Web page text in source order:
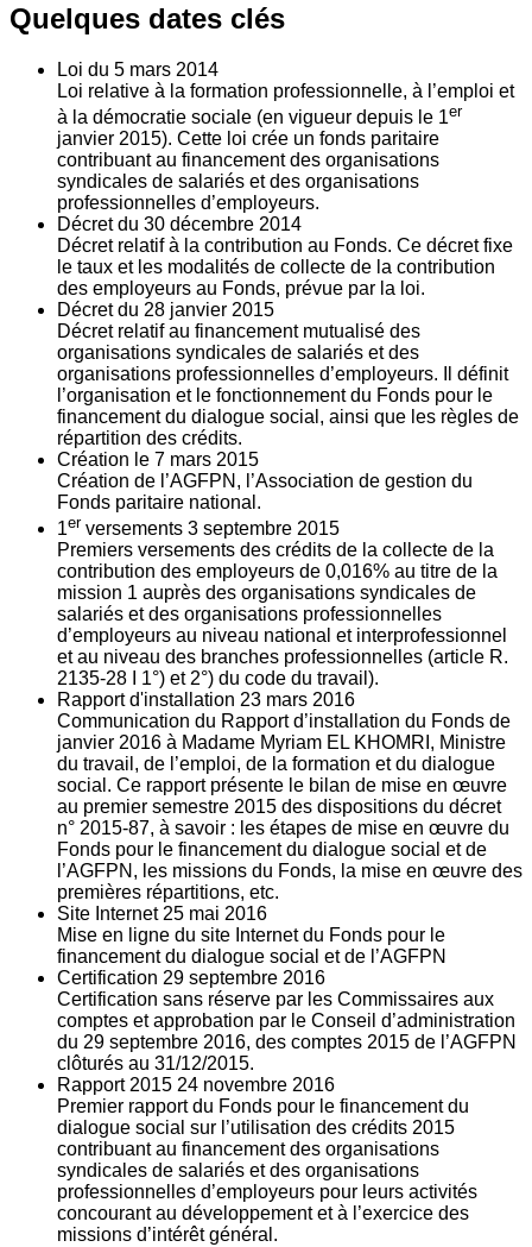
Quelques dates clés
Loi du 5 mars 2014
Loi relative à la formation professionnelle, à l’emploi et
à la démocratie sociale (en vigueur depuis le 1er
janvier 2015). Cette loi crée un fonds paritaire
contribuant au financement des organisations
syndicales de salariés et des organisations
professionnelles d’employeurs.
Décret du 30 décembre 2014
Décret relatif à la contribution au Fonds. Ce décret fixe
le taux et les modalités de collecte de la contribution
des employeurs au Fonds, prévue par la loi.
Décret du 28 janvier 2015
Décret relatif au financement mutualisé des
organisations syndicales de salariés et des
organisations professionnelles d’employeurs. Il définit
l’organisation et le fonctionnement du Fonds pour le
financement du dialogue social, ainsi que les règles de
répartition des crédits.
Création le 7 mars 2015
Création de l’AGFPN, l’Association de gestion du
Fonds paritaire national.
1er versements 3 septembre 2015
Premiers versements des crédits de la collecte de la
contribution des employeurs de 0,016% au titre de la
mission 1 auprès des organisations syndicales de
salariés et des organisations professionnelles
d’employeurs au niveau national et interprofessionnel
et au niveau des branches professionnelles (article R.
2135‐28 I 1°) et 2°) du code du travail).
Rapport d'installation 23 mars 2016
Communication du Rapport d’installation du Fonds de
janvier 2016 à Madame Myriam EL KHOMRI, Ministre
du travail, de l’emploi, de la formation et du dialogue
social. Ce rapport présente le bilan de mise en œuvre
au premier semestre 2015 des dispositions du décret
n° 2015-87, à savoir : les étapes de mise en œuvre du
Fonds pour le financement du dialogue social et de
l’AGFPN, les missions du Fonds, la mise en œuvre des
premières répartitions, etc.
Site Internet 25 mai 2016
Mise en ligne du site Internet du Fonds pour le
financement du dialogue social et de l’AGFPN
Certification 29 septembre 2016
Certification sans réserve par les Commissaires aux
comptes et approbation par le Conseil d’administration
du 29 septembre 2016, des comptes 2015 de l’AGFPN
clôturés au 31/12/2015.
Rapport 2015 24 novembre 2016
Premier rapport du Fonds pour le financement du
dialogue social sur l’utilisation des crédits 2015
contribuant au financement des organisations
syndicales de salariés et des organisations
professionnelles d’employeurs pour leurs activités
concourant au développement et à l’exercice des
missions d’intérêt général.